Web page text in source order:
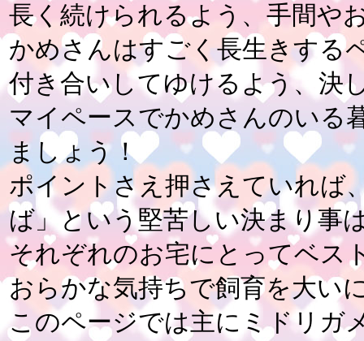
長く続けられるよう、手間や
かめさんはすごく長生きする
付き合いしてゆけるよう、決
マイペースでかめさんのいる
ましょう！
ポイントさえ押さえていれば
ば」という堅苦しい決まり事
それぞれのお宅にとってベス
おらかな気持ちで飼育を大い
このページでは主にミドリガ